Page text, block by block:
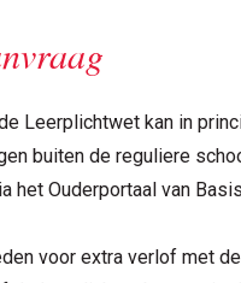
Leerplichtwet kan in
buiten de reguliere
het Ouderportaal van
voor extra verlof met